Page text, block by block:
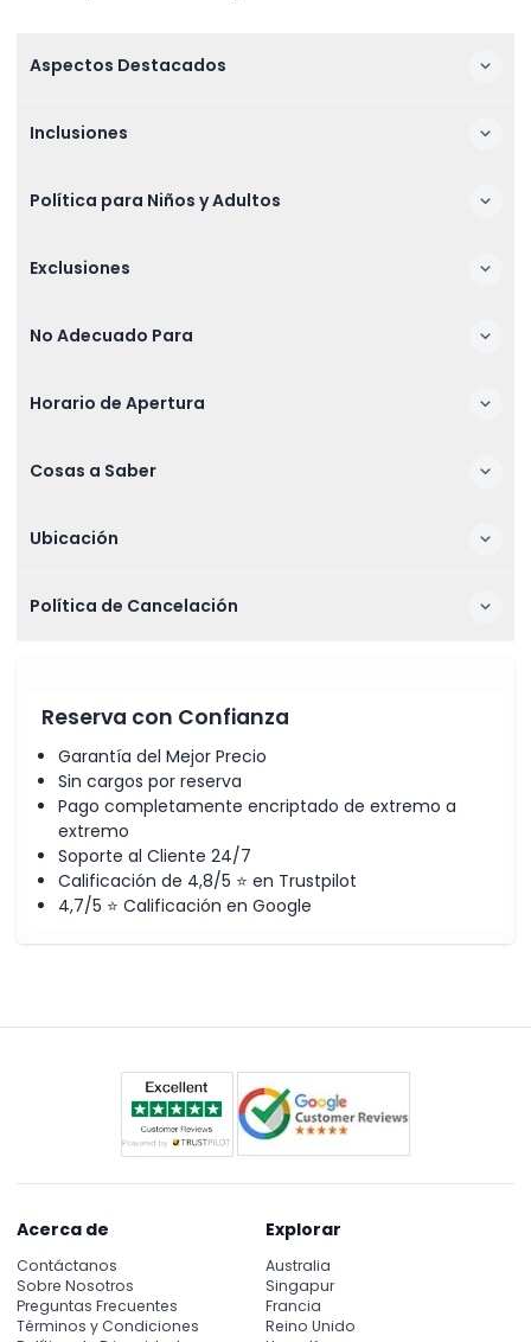
Aspectos Destacados
Inclusiones
Política para Niños y Adultos
Exclusiones
No Adecuado Para
Horario de Apertura
Cosas a Saber
Ubicación
Política de Cancelación
Reserva con Confianza
Garantía del Mejor Precio
Sin cargos por reserva
Pago completamente encriptado de extremo a
extremo
Soporte al Cliente 24/7
Calificación de 4,8/5 ⭐ en Trustpilot
4,7/5 ⭐ Calificación en Google
Acerca de
Contáctanos
Sobre Nosotros
Preguntas Frecuentes
Términos y Condiciones
Explorar
Australia
Singapur
Francia
Reino Unido